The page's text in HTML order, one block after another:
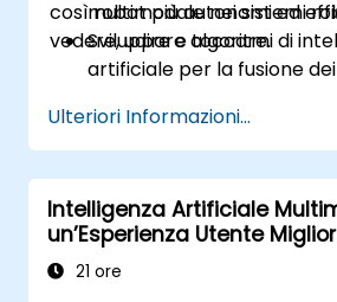
così robot più autonomi ed
vedere, udire e toccare.
multimodale nei sistemi
Sviluppare algoritmi di
artificiale per la fusione
Creare robot in grado di
complessi in ambienti
Affrontare le sfide legate
dei dati e alla loro
reale.
Ulteriori Informazioni...
Intelligenza Artificiale
un’Esperienza Utente
21 ore